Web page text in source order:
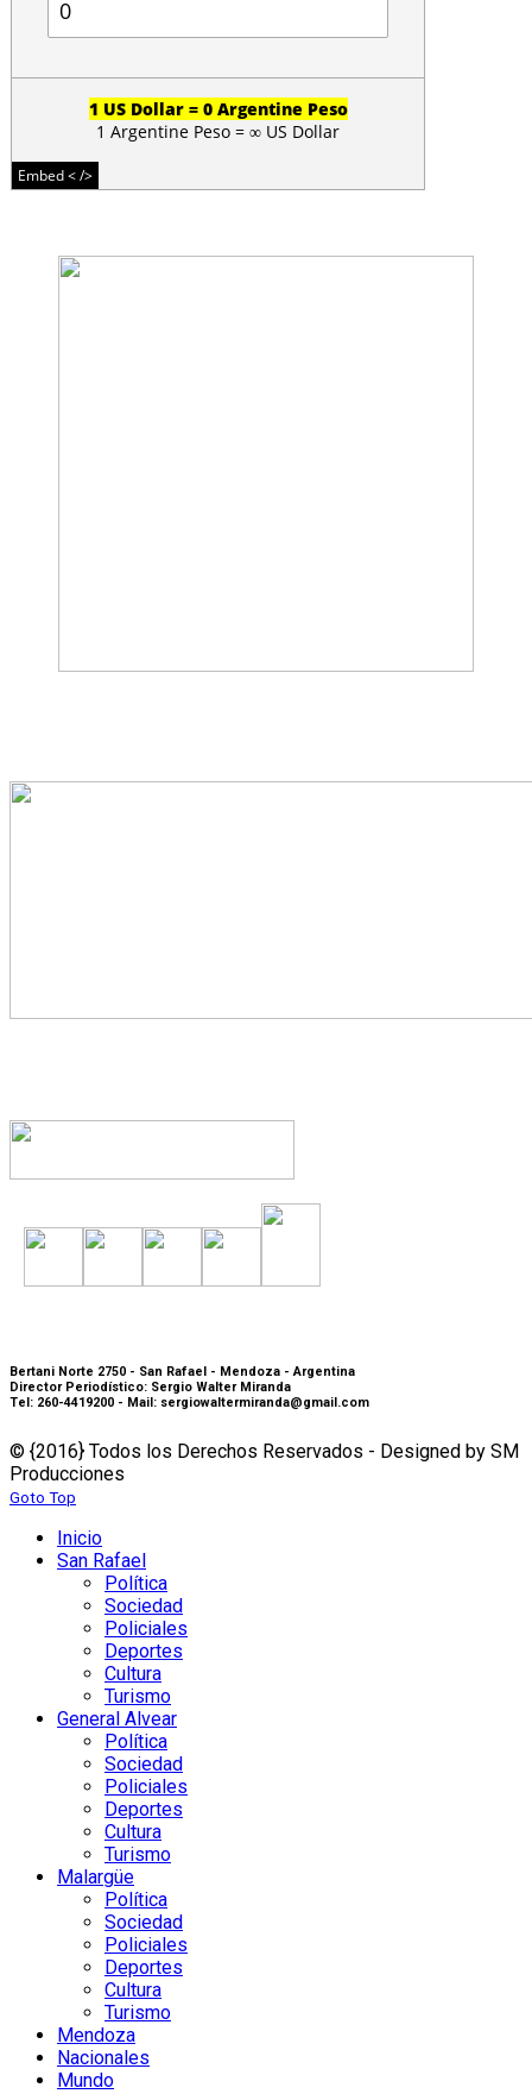
Bertani Norte 2750 - San Rafael - Mendoza - Argentina
Director Periodístico: Sergio Walter Miranda
Tel: 260-4419200 - Mail: sergiowaltermiranda@gmail.com
© {2016} Todos los Derechos Reservados - Designed by SM
Producciones
Goto Top
Inicio
San Rafael
Política
Sociedad
Policiales
Deportes
Cultura
Turismo
General Alvear
Política
Sociedad
Policiales
Deportes
Cultura
Turismo
Malargüe
Política
Sociedad
Policiales
Deportes
Cultura
Turismo
Mendoza
Nacionales
Mundo